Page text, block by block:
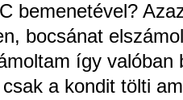
bemenetével?
bocsánat
így valóban
a kondit tölti